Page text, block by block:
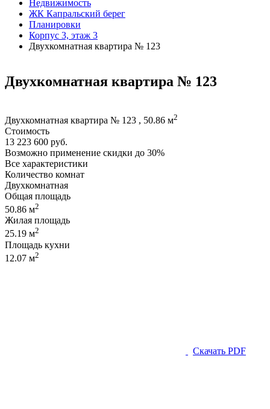
Недвижимость
ЖК Капральский берег
Планировки
Корпус 3, этаж 3
Двухкомнатная квартира № 123
Двухкомнатная квартира № 123
Двухкомнатная квартира № 123 , 50.86 м2
Стоимость
13 223 600 руб.
Возможно применение скидки до 30%
Все характеристики
Количество комнат
Двухкомнатная
Общая площадь
50.86 м2
Жилая площадь
25.19 м2
Площадь кухни
12.07 м2
Скачать PDF